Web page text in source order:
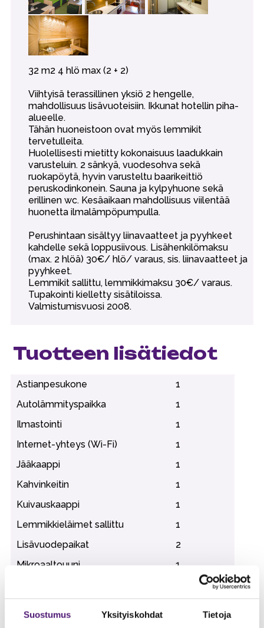
Suostumus Yksityiskohdat Tietoja
32 m2 4 hlö max (2 + 2)
Viihtyisä terassillinen yksiö 2 hengelle,
mahdollisuus lisävuoteisiin. Ikkunat hotellin piha-
alueelle.
Tähän huoneistoon ovat myös lemmikit
tervetulleita.
Huolellisesti mietitty kokonaisuus laadukkain
varusteluin. 2 sänkyä, vuodesohva sekä
ruokapöytä, hyvin varusteltu baarikeittiö
peruskodinkonein. Sauna ja kylpyhuone sekä
erillinen wc. Kesäaikaan mahdollisuus viilentää
huonetta ilmalämpöpumpulla.
Perushintaan sisältyy liinavaatteet ja pyyhkeet
kahdelle sekä loppusiivous. Lisähenkilömaksu
(max. 2 hlöä) 30€/ hlö/ varaus, sis. liinavaatteet ja
pyyhkeet.
Lemmikit sallittu, lemmikkimaksu 30€/ varaus.
Tupakointi kielletty sisätiloissa.
Valmistumisvuosi 2008.
Tuotteen lisätiedot
Astianpesukone
1
Autolämmityspaikka
1
Ilmastointi
1
Internet-yhteys (Wi-Fi)
1
Jääkaappi
1
Kahvinkeitin
1
Kuivauskaappi
1
Lemmikkieläimet sallittu
1
Lisävuodepaikat
2
Mikroaaltouuni
1